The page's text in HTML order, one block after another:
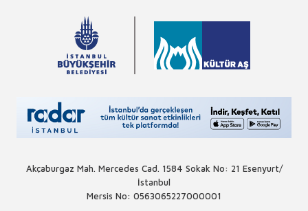
Akçaburgaz Mah. Mercedes Cad. 1584 Sokak No: 21 Esenyurt/
İstanbul
Mersis No: 0563065227000001